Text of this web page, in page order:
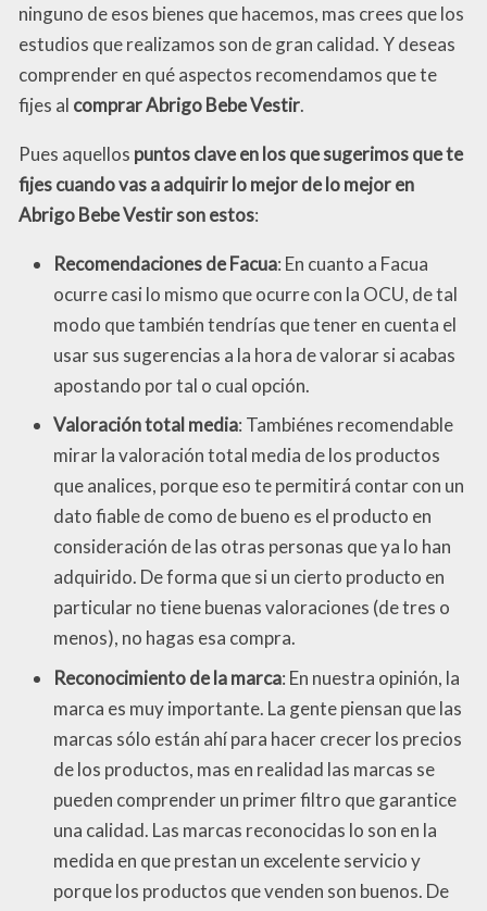
ninguno de esos bienes que hacemos, mas crees que los
estudios que realizamos son de gran calidad. Y deseas
comprender en qué aspectos recomendamos que te
fijes al comprar Abrigo Bebe Vestir.
Pues aquellos puntos clave en los que sugerimos que te
fijes cuando vas a adquirir lo mejor de lo mejor en
Abrigo Bebe Vestir son estos:
Recomendaciones de Facua: En cuanto a Facua
ocurre casi lo mismo que ocurre con la OCU, de tal
modo que también tendrías que tener en cuenta el
usar sus sugerencias a la hora de valorar si acabas
apostando por tal o cual opción.
Valoración total media: Tambiénes recomendable
mirar la valoración total media de los productos
que analices, porque eso te permitirá contar con un
dato fiable de como de bueno es el producto en
consideración de las otras personas que ya lo han
adquirido. De forma que si un cierto producto en
particular no tiene buenas valoraciones (de tres o
menos), no hagas esa compra.
Reconocimiento de la marca: En nuestra opinión, la
marca es muy importante. La gente piensan que las
marcas sólo están ahí para hacer crecer los precios
de los productos, mas en realidad las marcas se
pueden comprender un primer filtro que garantice
una calidad. Las marcas reconocidas lo son en la
medida en que prestan un excelente servicio y
porque los productos que venden son buenos. De